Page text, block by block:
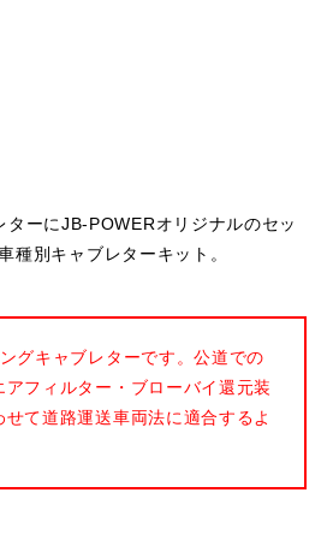
ーにJB-POWERオリジナルのセッ
種別キャブレターキット。
グキャブレターです。公道での
フィルター・ブローバイ還元装
て道路運送車両法に適合するよ